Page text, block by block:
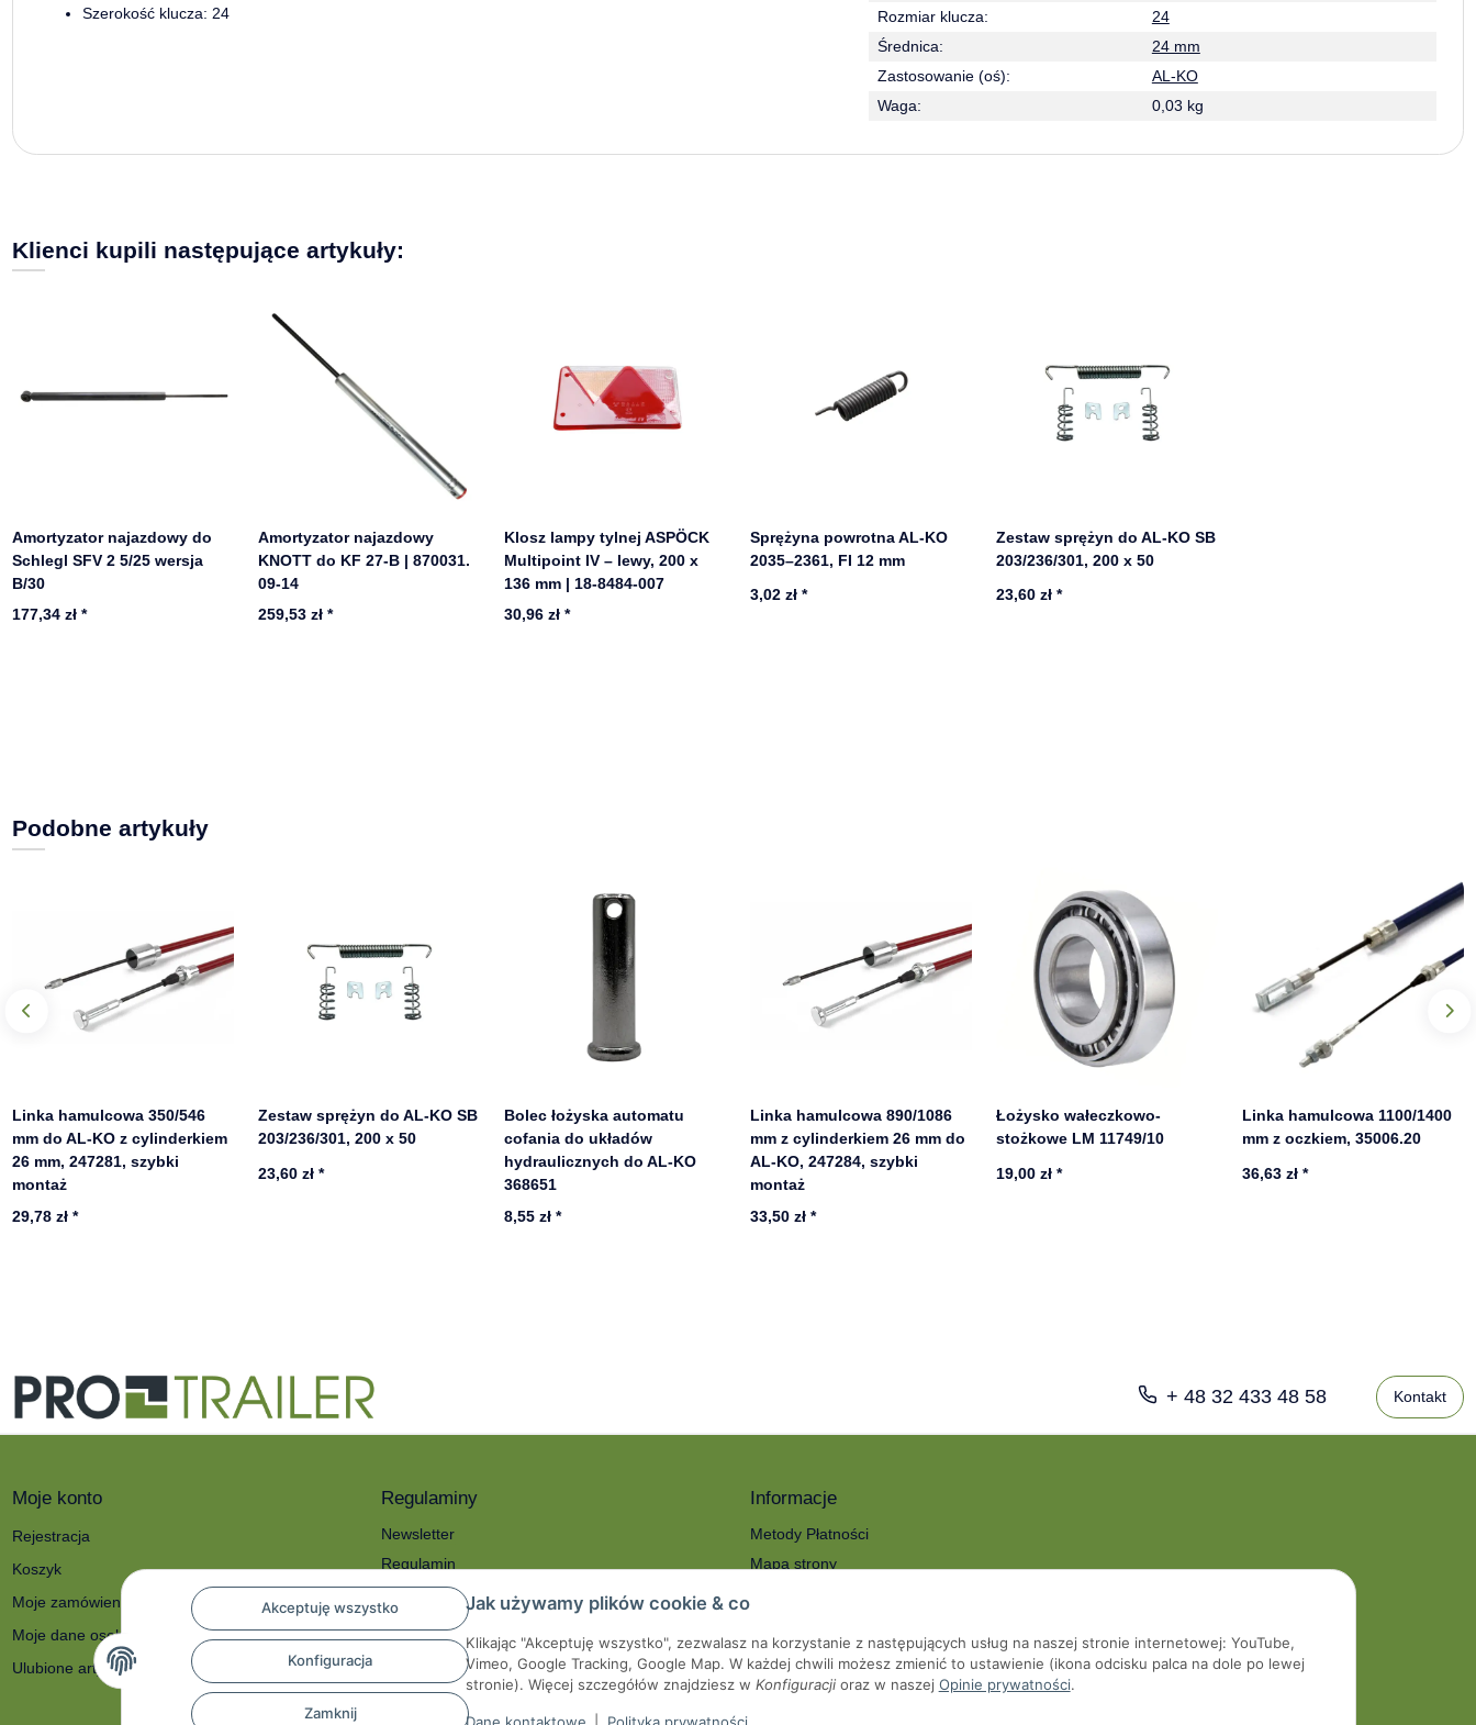
Akceptuję wszystko
Konfiguracja
Zamknij
Jak używamy plików cookie & co
Klikając "Akceptuję wszystko", zezwalasz na korzystanie z następujących usług na naszej stronie internetowej: YouTube,
Vimeo, Google Tracking, Google Map. W każdej chwili możesz zmienić to ustawienie (ikona odcisku palca na dole po lewej
stronie). Więcej szczegółów znajdziesz w Konfiguracjioraz w naszej Opinie prywatności.
Dane kontaktowe Polityka prywatności
Szerokość klucza: 24
Rozmiar klucza:
24
Średnica:
24 mm
Zastosowanie (oś):
AL-KO
Waga:
0,03 kg
Klienci kupili następujące artykuły:
Amortyzator najazdowy do
Schlegl SFV 2 5/25 wersja
B/30
177,34 zł*
Amortyzator najazdowy
KNOTT do KF 27-B | 870031.
09-14
259,53 zł*
Klosz lampy tylnej ASPÖCK
Multipoint IV – lewy, 200 x
136 mm | 18-8484-007
30,96 zł*
Sprężyna powrotna AL-KO
2035–2361, FI 12 mm
3,02 zł*
Zestaw sprężyn do AL-KO SB
203/236/301, 200 x 50
23,60 zł*
Podobne artykuły
Linka hamulcowa 350/546
mm do AL-KO z cylinderkiem
26 mm, 247281, szybki
montaż
29,78 zł*
Zestaw sprężyn do AL-KO SB
203/236/301, 200 x 50
23,60 zł*
Bolec łożyska automatu
cofania do układów
hydraulicznych do AL-KO
368651
8,55 zł*
Linka hamulcowa 890/1086
mm z cylinderkiem 26 mm do
AL-KO, 247284, szybki
montaż
33,50 zł*
Łożysko wałeczkowo-
stożkowe LM 11749/10
19,00 zł*
Linka hamulcowa 1100/1400
mm z oczkiem, 35006.20
36,63 zł*
+ 48 32 433 48 58 Kontakt
Moje konto
Rejestracja
Koszyk
Moje zamówienia
Moje dane osobowe
Ulubione artykuły
Regulaminy
Newsletter
Regulamin
Polityka prywatności
Reklamacje i zwroty
Dane kontaktowe
Prawo do odstąpienia od umowy
Informacje
Metody Płatności
Mapa strony
Serwis